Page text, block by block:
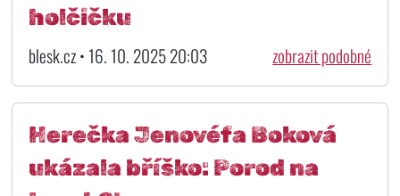
holčičku
blesk.cz • 16. 10. 2025 20:03 zobrazit podobné
Herečka Jenovéfa Boková
ukázala bříško: Porod na